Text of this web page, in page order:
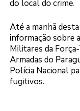
do local do crime.
Até a manhã
informação sobre
Militares da
Armadas do
Polícia Nacional
fugitivos.